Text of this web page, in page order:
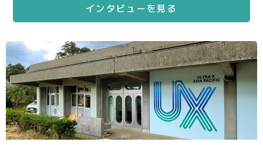
インタビューを見る